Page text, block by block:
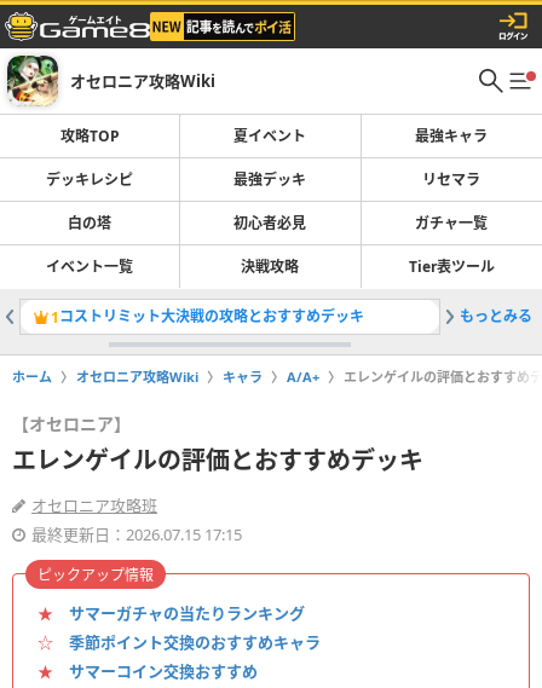
オセロニア攻略Wiki
攻略TOP 夏イベント 最強キャラ
デッキレシピ 最強デッキ リセマラ
白の塔 初心者必見 ガチャ一覧
イベント一覧 決戦攻略 Tier表ツール
1コストリミット大決戦の攻略とおすすめデッキ 2最強デ
もっとみる
ホーム オセロニア攻略Wiki キャラ A/A+ エレンゲイルの評価とおすすめ
【オセロニア】
エレンゲイルの評価とおすすめデッキ
オセロニア攻略班
最終更新日：2026.07.15 17:15
★ サマーガチャの当たりランキング
☆ 季節ポイント交換のおすすめキャラ
★ サマーコイン交換おすすめ
ピックアップ情報